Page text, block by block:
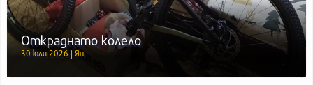
Откраднато колело
30 юли 2026 | Ян